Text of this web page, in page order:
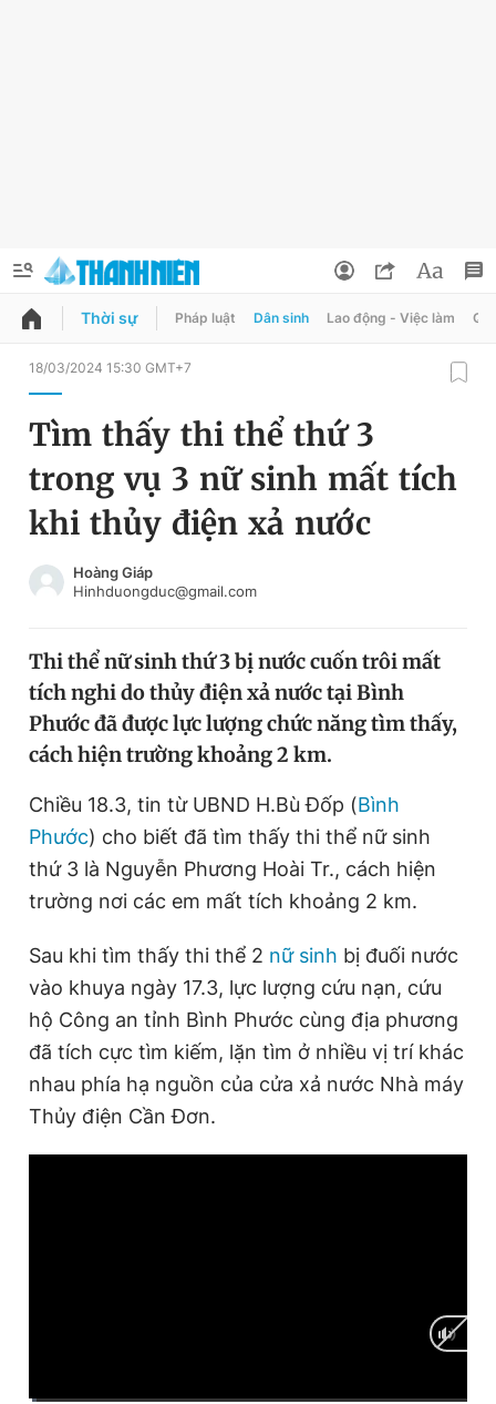
QUẢNG CÁO
Chuyên mục
Chuyên mục khác
Chào ngày mới
Video Magazine
Sản phẩm khác
Tiện ích Bạn cần biết
Thông tin tòa soạn Liên hệ quảng cáo
Đọc Thanh Niên trên điện thoại
Chính sách bảo
Đổi mật khẩu
Tin đã lưu
Tin đã xem
Thời sự Pháp luật Dân sinh Lao động - Việc làm
18/03/2024 15:30 GMT+7
Tìm thấy thi thể thứ 3
trong vụ 3 nữ sinh mất tích
khi thủy điện xả nước
Hoàng Giáp
Hinhduongduc@gmail.com
Thi thể nữ sinh thứ 3 bị nước cuốn trôi mất
tích nghi do thủy điện xả nước tại Bình
Phước đã được lực lượng chức năng tìm thấy,
cách hiện trường khoảng 2 km.
Chiều 18.3, tin từ UBND H.Bù Đốp (Bình
Phước) cho biết đã tìm thấy thi thể nữ sinh
thứ 3 là Nguyễn Phương Hoài Tr., cách hiện
trường nơi các em mất tích khoảng 2 km.
Sau khi tìm thấy thi thể 2 nữ sinh bị đuối nước
vào khuya ngày 17.3, lực lượng cứu nạn, cứu
hộ Công an tỉnh Bình Phước cùng địa phương
đã tích cực tìm kiếm, lặn tìm ở nhiều vị trí khác
nhau phía hạ nguồn của cửa xả nước Nhà máy
Thủy điện Cần Đơn.